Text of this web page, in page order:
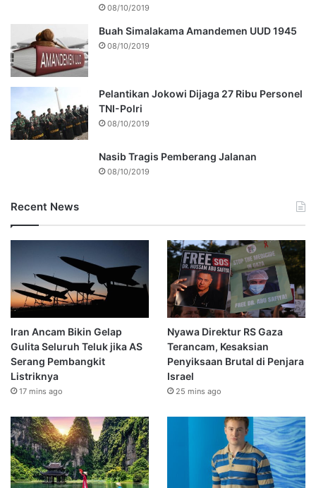
08/10/2019
Buah Simalakama Amandemen UUD 1945
08/10/2019
Pelantikan Jokowi Dijaga 27 Ribu Personel
TNI-Polri
08/10/2019
Nasib Tragis Pemberang Jalanan
08/10/2019
Recent News
Iran Ancam Bikin Gelap
Gulita Seluruh Teluk jika AS
Serang Pembangkit
Listriknya
17 mins ago
Nyawa Direktur RS Gaza
Terancam, Kesaksian
Penyiksaan Brutal di Penjara
Israel
25 mins ago